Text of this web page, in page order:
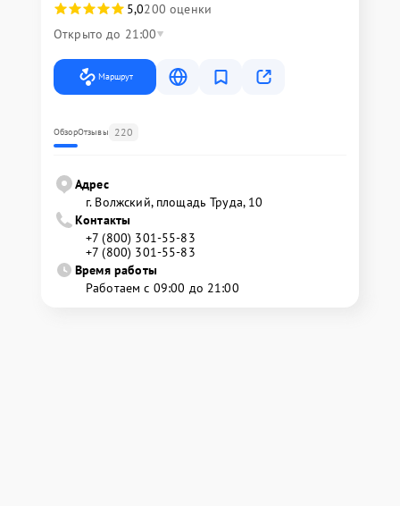
5,0200 оценки
Открыто до 21:00
Маршрут
ОбзорОтзывы 220
Адрес
г. Волжский, площадь Труда, 10
Контакты
+7 (800) 301-55-83
+7 (800) 301-55-83
Время работы
Работаем с 09:00 до 21:00